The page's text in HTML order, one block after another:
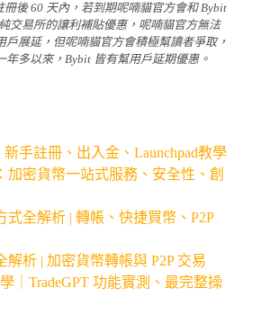
後 60 天內，若到期呢喃貓官方會和 Bybit
交易所的讓利補貼優惠，呢喃貓官方無法
戶展延，但呢喃貓官方會積極幫讀者爭取，
年多以來，Bybit 皆有幫用戶延期優惠。
手註冊、出入金、Launchpad教學
加密貨幣一站式服務、安全性、創
式全解析 | 轉帳、快捷買幣、P2P
析 | 加密貨幣轉帳與 P2P 交易
｜TradeGPT 功能實測、最完整操